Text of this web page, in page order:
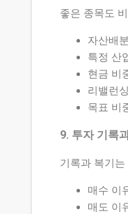
좋은 종목도
자산배
특정 산
현금 비
리밸런
목표 비
9. 투자 기록
기록과 복기
매수 이
매도 이